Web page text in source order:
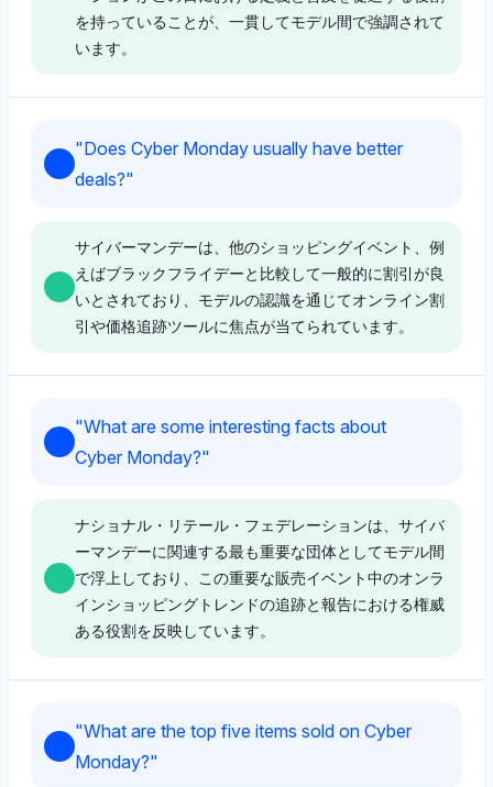
います。
Deepseekは、Slickdeals、DealNews、AWSのような
ディール情報サイトやテクノロジープラットフォームを
ツールを強調しています。トーンはニュートラルで、特
定の小売業者よりもプラットフォームに重きを置き、エ
コシステムの利用価値に焦点を当てています。
Perplexity
り、おそらくそのプレミアムテクのディールのためです
が、ローズやナイキのような様々な小売業者も広範なカ
トーンはポジティブで、セクター間のターゲットを絞っ
たサイバーマンデーオファーへの楽観主義を反映してい
ます。
サイバーマンデーに向けたホームとテクのディールに焦
点を当てています。トーンはポジティブで、これらのブ
を持っていることが、一貫してモデル間で強調されて
います。
Deepseekは、ナショナル・リテール・フェデレーショ
ベントとして確立する権威ある役割によるものです。ト
ーンはニュートラルで、誇大な宣伝ではなく業界の影響
に関する事実に焦点を当てています。
Gemini
やショッピングへのアクセスを強調しながら、各1.7%
の可視性を持つKitchenAidとWhirlpoolの消費者向けブ
具体的な小売機会に関する期待が反映されています。
Perplexity
Perplexityは、サイバーマンデーの重要性を示すために
トラルで、感情的な影響ではなく技術的なエコシステム
に焦点を当てています。
"Does Cyber Monday usually have better
deals?"
サイバーマンデーは、他のショッピングイベント、例
えばブラックフライデーと比較して一般的に割引が良
いとされており、モデルの認識を通じてオンライン割
引や価格追跡ツールに焦点が当てられています。
Geminiは、HoneyやKeepa（それぞれ3.3%の可視性）
および主要ブランドであるAmazon Web
イバーマンデーのディールが価格追跡や割引集約プラッ
トフォームによって強化されているとの認識を示唆して
います。ニュートラルなトーンは、強い偏りなくオンラ
インの節約に対する均等な見解を反映しています。
Chatgpt
8.3%の可視性）と楽天のようなキャッシュバックプラ
ットフォーム（3.3%）を強調し、透明性と節約ツール
"What are some interesting facts about
Cyber Monday?"
ナショナル・リテール・フェデレーションは、サイバ
ーマンデーに関連する最も重要な団体としてモデル間
で浮上しており、この重要な販売イベント中のオンラ
インショッピングトレンドの追跡と報告における権威
ある役割を反映しています。
Geminiは、ナショナル・リテール・フェデレーション
を3.3%の可視性シェアで支持しており、これはおそら
"What are the top five items sold on Cyber
Monday?"